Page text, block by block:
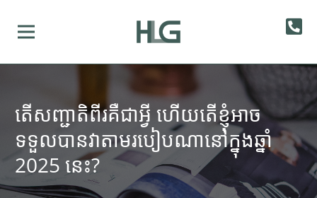
តើសញ្ជាតិពីរគឺជាអ្វី ហើយតើខ្ញុំអាច
ទទួលបានវាតាមរបៀបណានៅក្នុងឆ្នាំ
2025 នេះ?